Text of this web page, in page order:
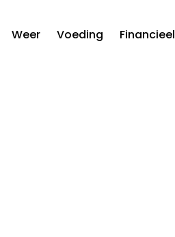
Weer Voeding Financieel